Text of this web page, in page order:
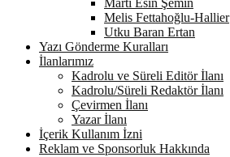
Martı Esin Şemin
Melis Fettahoğlu-Hallier
Utku Baran Ertan
Yazı Gönderme Kuralları
İlanlarımız
Kadrolu ve Süreli Editör İlanı
Kadrolu/Süreli Redaktör İlanı
Çevirmen İlanı
Yazar İlanı
İçerik Kullanım İzni
Reklam ve Sponsorluk Hakkında